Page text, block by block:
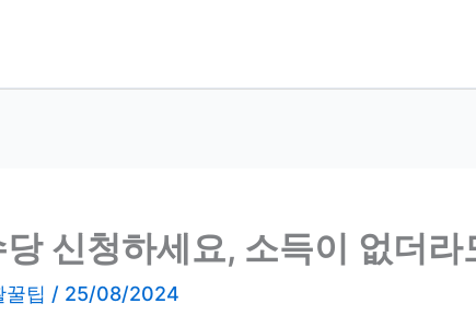
신청하세요, 소득이 없더
꿀팁 / 25/08/2024